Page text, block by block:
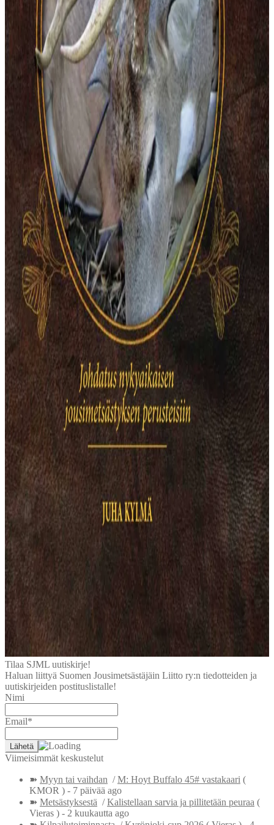
Tilaa SJML uutiskirje!
Haluan liittyä Suomen Jousimetsästäjäin Liitto ry:n tiedotteiden ja
uutiskirjeiden postituslistalle!
Nimi
Email*
Viimeisimmät keskustelut
➽ Myyn tai vaihdan /M: Hoyt Buffalo 45# vastakaari (
KMOR ) - 7 päivää ago
➽ Metsästyksestä /Kalistellaan sarvia ja pillitetään peuraa (
Vieras ) - 2 kuukautta ago